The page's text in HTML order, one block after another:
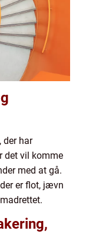
der har
det vil komme
med at gå.
er flot, jævn